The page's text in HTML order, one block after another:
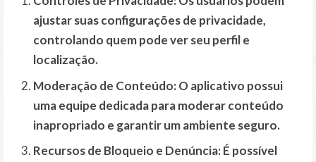
ajustar suas configurações de privacidade,
controlando quem pode ver seu perfil e
localização.
Moderação de Conteúdo:O aplicativo possui
uma equipe dedicada para moderar conteúdo
inapropriado e garantir um ambiente seguro.
Recursos de Bloqueio e Denúncia:É possível